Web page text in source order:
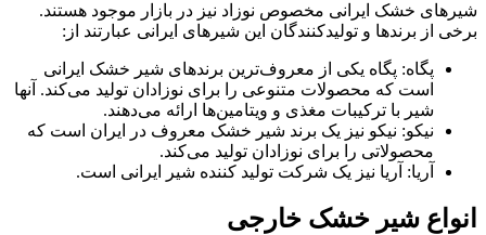
خشک ایرانی مخصوص نوزاد نیز در بازار موجود هستند.
از برندها و تولیدکنندگان این شیرهای ایرانی عبارتند از:
پگاه: پگاه یکی از معروف‌ترین برندهای شیر خشک ایرانی
است که محصولات متنوعی را برای نوزادان تولید می‌کند. آنها
شیر با ترکیبات مغذی و ویتامین‌ها ارائه می‌دهند.
نیکو: نیکو نیز یک برند شیر خشک معروف در ایران است که
محصولاتی را برای نوزادان تولید می‌کند.
آریا: آریا نیز یک شرکت تولید کننده شیر ایرانی است.
شیر خشک خارجی